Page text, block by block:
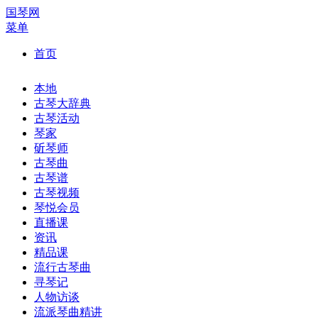
国琴网
菜单
首页
本地
古琴大辞典
古琴活动
琴家
斫琴师
古琴曲
古琴谱
古琴视频
琴悦会员
直播课
资讯
精品课
流行古琴曲
寻琴记
人物访谈
流派琴曲精讲